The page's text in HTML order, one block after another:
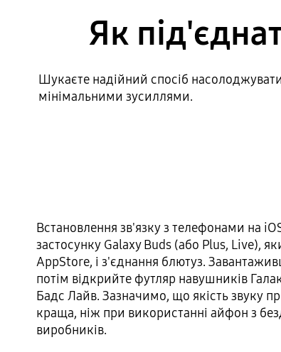
Як
Шукаєте надійний спосіб
мінімальними зусиллями.
Встановлення зв'язку з телефонами на
застосунку Galaxy Buds (або Plus, Live),
AppStore, і з'єднання блютуз.
потім відкрийте футляр навушників
Бадс Лайв. Зазначимо, що якість звуку
краща, ніж при використанні айфон з
виробників.